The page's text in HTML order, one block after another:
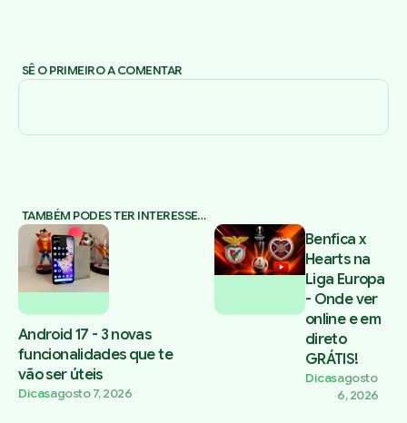
SÊ O PRIMEIRO A COMENTAR
TAMBÉM PODES TER INTERESSE…
Android 17 - 3 novas
funcionalidades que te
vão ser úteis
Dicasagosto 7, 2026
Benfica x
Hearts na
Liga Europa
- Onde ver
online e em
direto
GRÁTIS!
Dicasagosto
6, 2026